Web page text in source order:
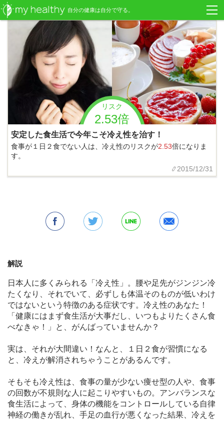
リスク
2.53倍
安定した食生活で今年こそ冷え性を治す！
食事が１日２食でない人は、冷え性のリスクが2.53倍になりま
す。
2015/12/31
解説
日本人に多くみられる「冷え性」。腰や足先がジンジン冷
たくなり、それでいて、必ずしも体温そのものが低いわけ
ではないという特徴のある症状です。冷え性のあなた！
「健康にはまず食生活が大事だし、いつもよりたくさん食
べなきゃ！」と、がんばっていませんか？
実は、それが大間違い！なんと、１日２食が習慣になる
と、冷えが解消されちゃうことがあるんです。
そもそも冷え性は、食事の量が少ない痩せ型の人や、食事
の回数が不規則な人に起こりやすいもの。アンバランスな
食生活によって、身体の機能をコントロールしている自律
神経の働きが乱れ、手足の血行が悪くなった結果、冷えを
自分の健康は自分で守る。